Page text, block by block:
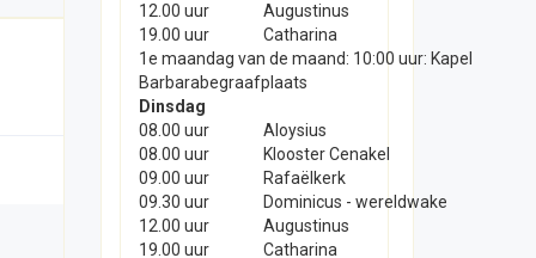
12.00 uur
Augustinus
19.00 uur
Catharina
1e maandag van de maand: 10:00 uur: Kapel
Barbarabegraafplaats
Dinsdag
08.00 uur
Aloysius
08.00 uur
Klooster Cenakel
09.00 uur
Rafaëlkerk
09.30 uur
Dominicus - wereldwake
12.00 uur
Augustinus
19.00 uur
Catharina